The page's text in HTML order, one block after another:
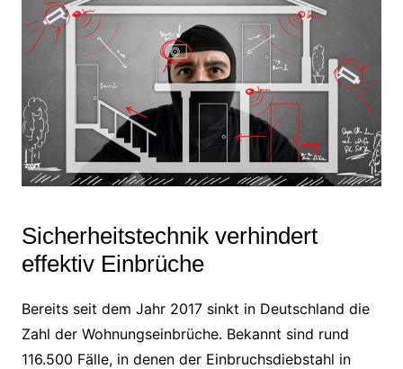
Sicherheitstechnik verhindert
effektiv Einbrüche
Bereits seit dem Jahr 2017 sinkt in Deutschland die
Zahl der Wohnungseinbrüche. Bekannt sind rund
116.500 Fälle, in denen der Einbruchsdiebstahl in